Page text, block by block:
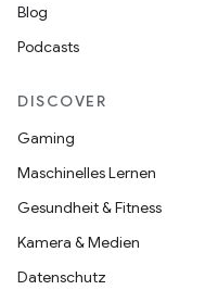
Blog
Podcasts
DISCOVER
Gaming
Maschinelles Lernen
Gesundheit & Fitness
Kamera & Medien
Datenschutz